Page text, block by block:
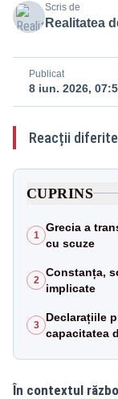
Scris de
Realitatea
Publicat
8 iun. 2026,
Reacții
CUPRINS
1
Grecia a
cu scuze
2
Constanța,
implicate
3
Declarațiile
capacitatea
În contextul